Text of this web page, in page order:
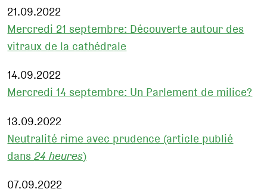
21.09.2022
Mercredi 21 septembre: Découverte autour des
vitraux de la cathédrale
14.09.2022
Mercredi 14 septembre: Un Parlement de milice?
13.09.2022
Neutralité rime avec prudence (article publié
dans24 heures)
07.09.2022